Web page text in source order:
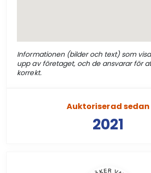
Informationen (bilder och text) som
upp av företaget, och de ansvarar för
korrekt.
Auktoriserad sedan
2021